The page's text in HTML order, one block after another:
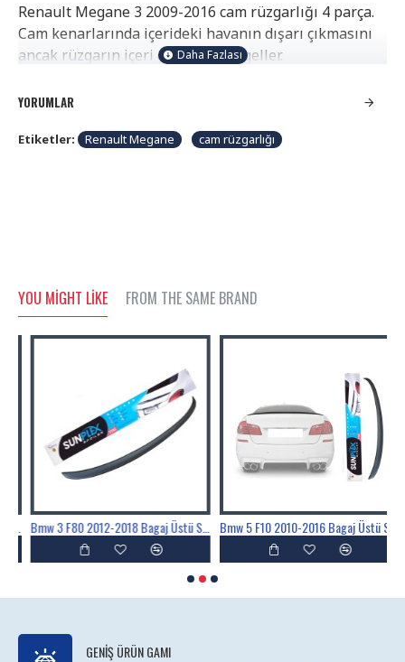
Renault Megane 3 2009-2016 cam rüzgarlığı 4 parça.
Cam kenarlarında içerideki havanın dışarı çıkmasını
ancak rüzgarın içeri girmesini engeller.
muhafaza eder. Çift taraflı bant ile veya klipsleri ile
ARACINIZA UYGUN RÜZGARLIK GÖNDERİLECEKTİR.
YORUMLAR
Etiketler: Renault Megane cam rüzgarlığı
YOU MIGHT LIKE FROM THE SAME BRAND
Bmw 3 F80 2012-2018 Bagaj Üstü Spoyler, Spoiler, Çıta Parlak Siyah Piano Black Bmw 5 F10 2010-2016 Bagaj Üstü Spoyler, Spoiler, Çıta Parlak Siyah Piano Black
GENIŞ ÜRÜN GAMI